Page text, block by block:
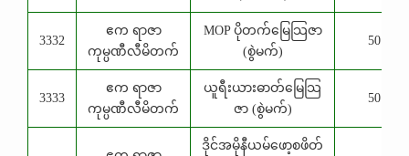
3332
ဧက ရာဇာ
ကုမ္ပဏီလီမိတက်
MOP ပိုတက်မြေသြဇာ
(စွဲမက်)
50 Kg
3333
ဧက ရာဇာ
ကုမ္ပဏီလီမိတက်
ယူရီးယားဓာတ်မြေသြ
ဇာ (စွဲမက်)
50 Kg
ဒိုင်အမိုနီယမ်ဖော့စဖိတ်